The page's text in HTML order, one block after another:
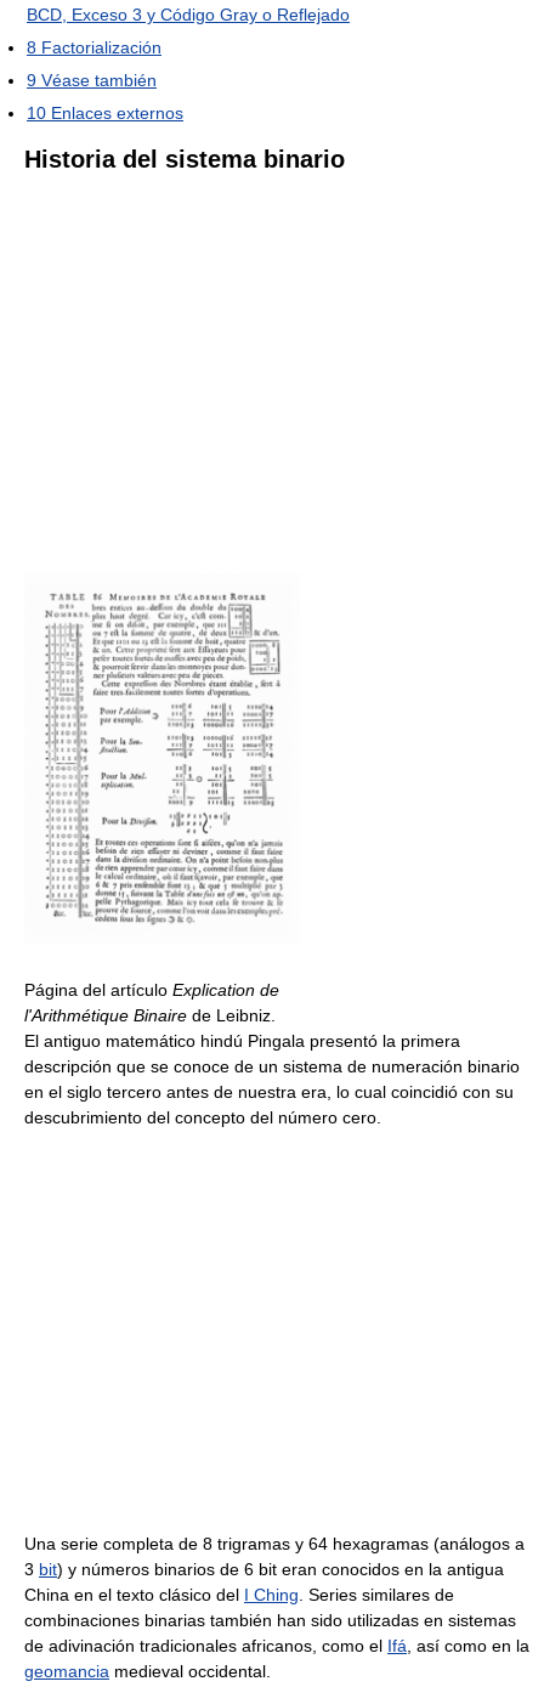
BCD, Exceso 3 y Código Gray o Reflejado
8 Factorialización
9 Véase también
10 Enlaces externos
Historia del sistema binario
Página del artículo Explication de
l'Arithmétique Binaire de Leibniz.
El antiguo matemático hindú Pingala presentó la primera
descripción que se conoce de un sistema de numeración binario
en el siglo tercero antes de nuestra era, lo cual coincidió con su
descubrimiento del concepto del número cero.
Una serie completa de 8 trigramas y 64 hexagramas (análogos a
3 bit) y números binarios de 6 bit eran conocidos en la antigua
China en el texto clásico del I Ching. Series similares de
combinaciones binarias también han sido utilizadas en sistemas
de adivinación tradicionales africanos, como el Ifá, así como en la
geomancia medieval occidental.